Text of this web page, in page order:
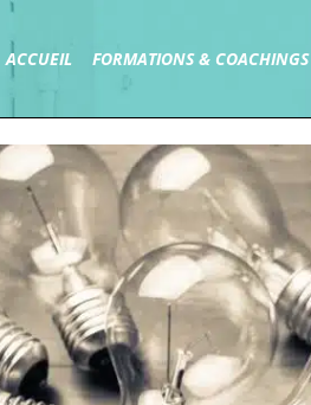
ACCUEIL FORMATIONS & COACHINGS